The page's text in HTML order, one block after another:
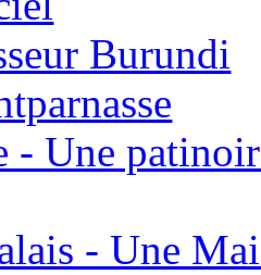
Burundi
- Une
- Une